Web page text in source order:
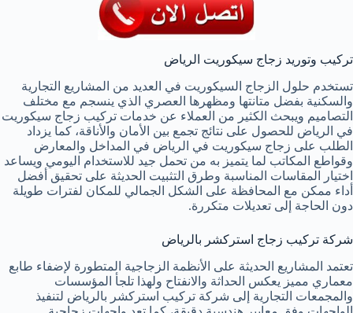
تركيب وتوريد زجاج سيكوريت الرياض
تستخدم حلول الزجاج السيكوريت في العديد من المشاريع التجارية
والسكنية بفضل متانتها ومظهرها العصري الذي ينسجم مع مختلف
التصاميم ويبحث الكثير من العملاء عن خدمات تركيب زجاج سيكوريت
في الرياض للحصول على نتائج تجمع بين الأمان والأناقة، كما يزداد
الطلب على زجاج سيكوريت في الرياض في المداخل والمعارض
وقواطع المكاتب لما يتميز به من تحمل جيد للاستخدام اليومي ويساعد
اختيار المقاسات المناسبة وطرق التثبيت الحديثة على تحقيق أفضل
أداء ممكن مع المحافظة على الشكل الجمالي للمكان لفترات طويلة
دون الحاجة إلى تعديلات متكررة.
شركة تركيب زجاج استركشر بالرياض
تعتمد المشاريع الحديثة على الأنظمة الزجاجية المتطورة لإضفاء طابع
معماري مميز يعكس الحداثة والانفتاح ولهذا تلجأ المؤسسات
والمجمعات التجارية إلى شركة تركيب استركشر بالرياض لتنفيذ